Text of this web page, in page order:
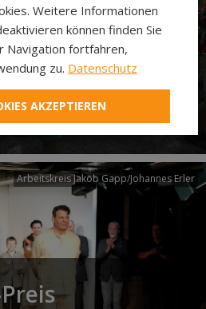
Via
Arbeitskreis Jakob Gapp/Johannes Erler
Weitere Informationen
können finden Sie
Navigation fortfahren,
zu. Datenschutz
AKZEPTIEREN